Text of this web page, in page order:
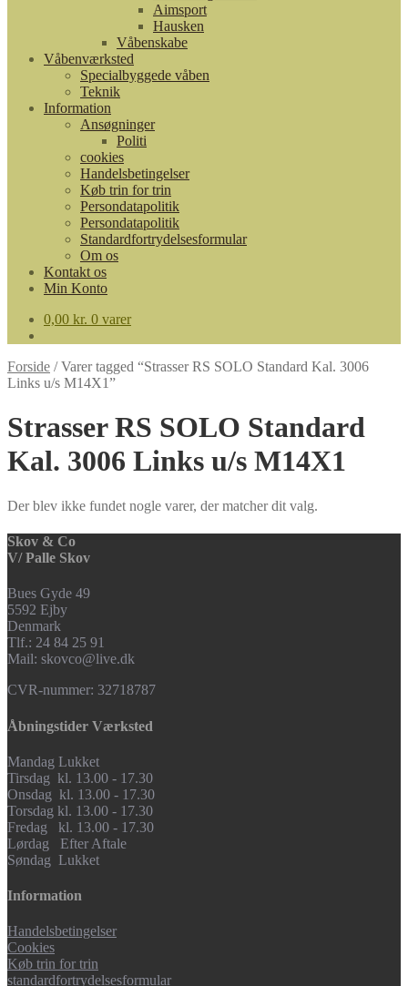
Aimsport
Hausken
Våbenskabe
Våbenværksted
Specialbyggede våben
Teknik
Information
Ansøgninger
Politi
cookies
Handelsbetingelser
Køb trin for trin
Persondatapolitik
Persondatapolitik
Standardfortrydelsesformular
Om os
Kontakt os
Min Konto
0,00 kr. 0 varer
Forside /Varer tagged “Strasser RS SOLO Standard Kal. 3006
Links u/s M14X1”
Strasser RS SOLO Standard
Kal. 3006 Links u/s M14X1
Der blev ikke fundet nogle varer, der matcher dit valg.
Skov & Co
V/ Palle Skov
Bues Gyde 49
5592 Ejby
Denmark
Tlf.: 24 84 25 91
Mail: skovco@live.dk
CVR-nummer: 32718787
Åbningstider Værksted
Mandag Lukket
Tirsdag kl. 13.00 - 17.30
Onsdag kl. 13.00 - 17.30
Torsdag kl. 13.00 - 17.30
Fredag kl. 13.00 - 17.30
Lørdag Efter Aftale
Søndag Lukket
Information
Handelsbetingelser
Cookies
Køb trin for trin
standardfortrydelsesformular